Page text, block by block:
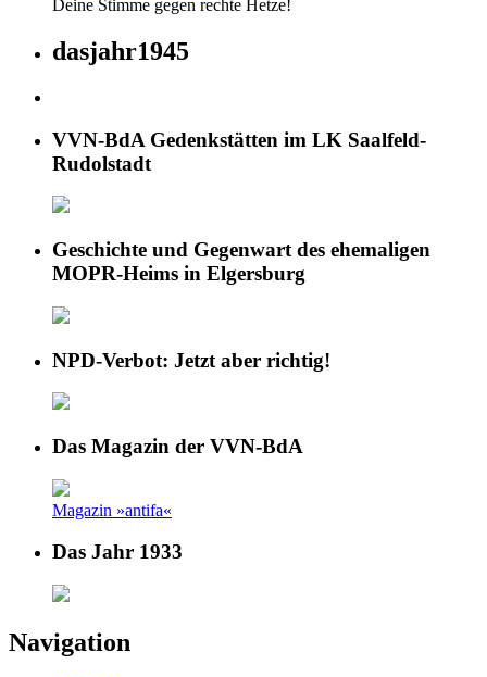
Deine Stimme gegen rechte Hetze!
dasjahr1945
VVN-BdA Gedenkstätten im LK Saalfeld-
Rudolstadt
Geschichte und Gegenwart des ehemaligen
MOPR-Heims in Elgersburg
NPD-Verbot: Jetzt aber richtig!
Das Magazin der VVN-BdA
Magazin »antifa«
Das Jahr 1933
Navigation